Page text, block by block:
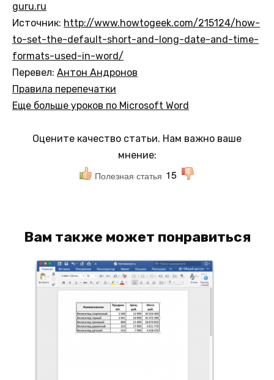
guru.ru
Источник: http://www.howtogeek.com/215124/how-
to-set-the-default-short-and-long-date-and-time-
formats-used-in-word/
Перевел: Антон Андронов
Правила перепечатки
Еще больше уроков по Microsoft Word
Оцените качество статьи. Нам важно ваше
мнение:
Полезная статья 15
Вам также может понравиться